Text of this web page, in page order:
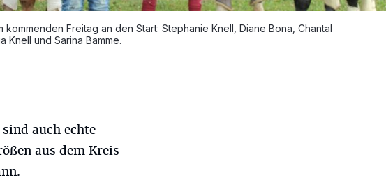
kommenden Freitag an den Start: Stephanie Knell, Diane Bona, Chantal
Knell und Sarina Bamme.
auch echte
aus dem Kreis